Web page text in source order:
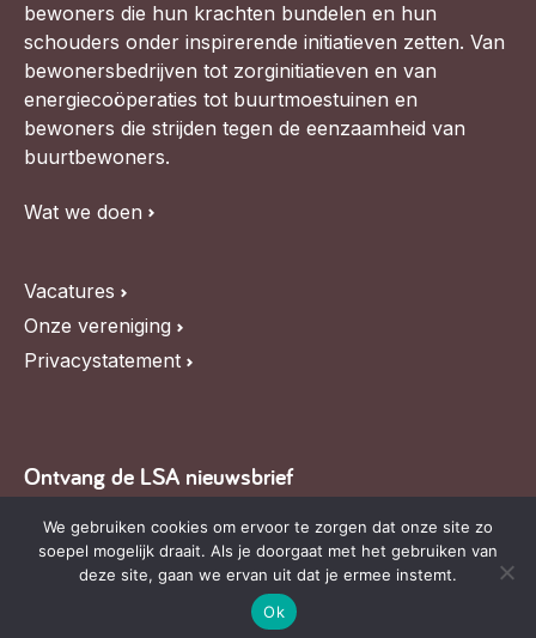
bewoners die hun krachten bundelen en hun
schouders onder inspirerende initiatieven zetten. Van
bewonersbedrijven tot zorginitiatieven en van
energiecoöperaties tot buurtmoestuinen en
bewoners die strijden tegen de eenzaamheid van
buurtbewoners.
Wat we doen
Vacatures
Onze vereniging
Privacystatement
Ontvang de LSA nieuwsbrief
Blijf op de hoogte van LSA nieuws, de agenda en
relevante ontwikkelingen,schrijf je in voor onze
nieuwsbrief.
We gebruiken cookies om ervoor te zorgen dat onze site zo
soepel mogelijk draait. Als je doorgaat met het gebruiken van
deze site, gaan we ervan uit dat je ermee instemt.
Ok